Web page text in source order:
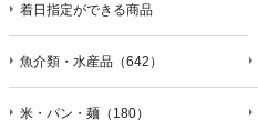
着日指定ができる商品
魚介類・水産品（642）
米・パン・麺（180）